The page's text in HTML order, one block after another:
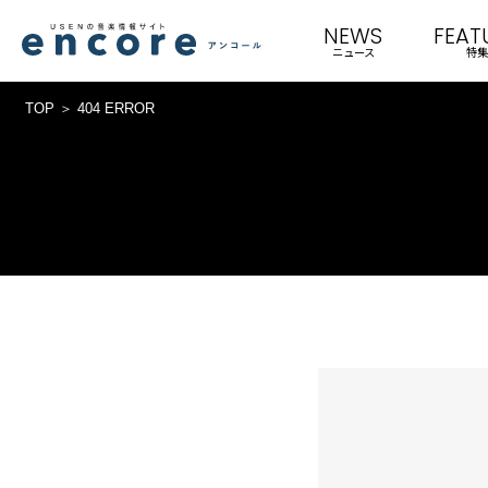
NEWS
ニュース 特集
TOP 404 ERROR